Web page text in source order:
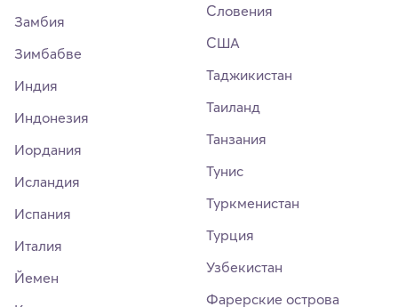
Замбия
Зимбабве
Индия
Индонезия
Иордания
Исландия
Испания
Италия
Йемен
Словения
США
Таджикистан
Таиланд
Танзания
Тунис
Туркменистан
Турция
Узбекистан
Фарерские острова